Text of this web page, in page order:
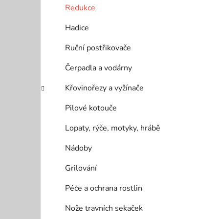
Redukce
Hadice
Ruční postřikovače
Čerpadla a vodárny
Křovinořezy a vyžínače
Pilové kotouče
Lopaty, rýče, motyky, hrábě
Nádoby
Grilování
Péče a ochrana rostlin
Nože travních sekaček